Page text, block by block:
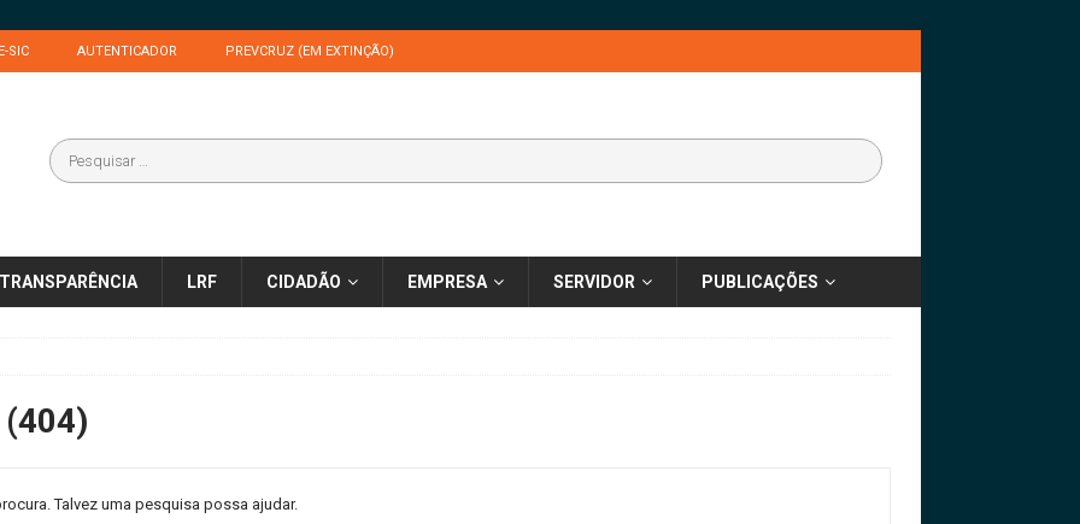
SIC AUTENTICADOR PREVCRUZ (EM EXTINÇÃO)
TRANSPARÊNCIA LRF CIDADÃO EMPRESA SERVIDOR PUBLICAÇÕES
Talvez uma pesquisa possa ajudar.